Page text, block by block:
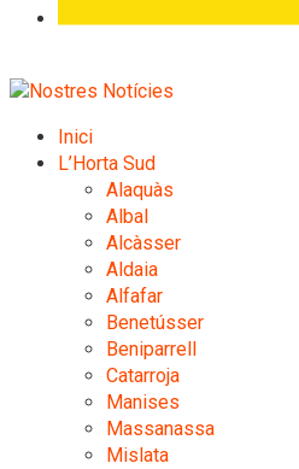
Inici
L’Horta Sud
Alaquàs
Albal
Alcàsser
Aldaia
Alfafar
Benetússer
Beniparrell
Catarroja
Manises
Massanassa
Mislata